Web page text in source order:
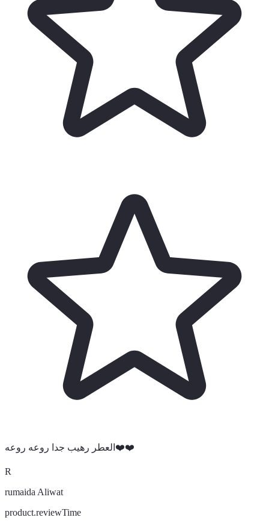
العطر رهيب جدا روعه روعه❤️❤️
R
rumaida Aliwat
product.reviewTime